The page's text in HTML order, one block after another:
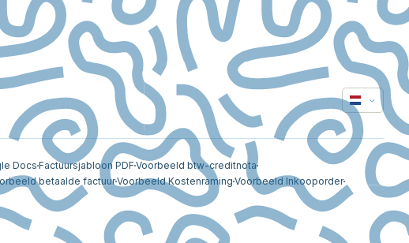
Docs Factuursjabloon PDF Voorbeeld btw-creditnota
betaalde factuurVoorbeeld Kostenraming Voorbeeld Inkooporder